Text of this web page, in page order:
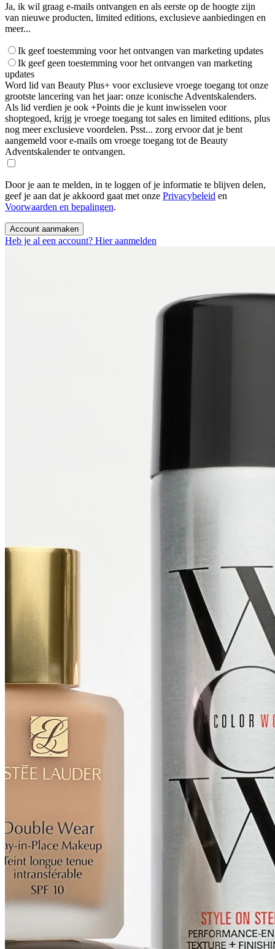
Ja, ik wil graag e-mails ontvangen en als eerste op de hoogte zijn
van nieuwe producten, limited editions, exclusieve aanbiedingen en
meer...
Ik geef toestemming voor het ontvangen van marketing updates
Ik geef geen toestemming voor het ontvangen van marketing
updates
Word lid van Beauty Plus+ voor exclusieve vroege toegang tot onze
grootste lancering van het jaar: onze iconische Adventskalenders.
Als lid verdien je ook +Points die je kunt inwisselen voor
shoptegoed, krijg je vroege toegang tot sales en limited editions, plus
nog meer exclusieve voordelen. Psst... zorg ervoor dat je bent
aangemeld voor e-mails om vroege toegang tot de Beauty
Adventskalender te ontvangen.
Door je aan te melden, in te loggen of je informatie te blijven delen,
geef je aan dat je akkoord gaat met onze Privacybeleid en
Voorwaarden en bepalingen.
Account aanmaken
Heb je al een account? Hier aanmelden